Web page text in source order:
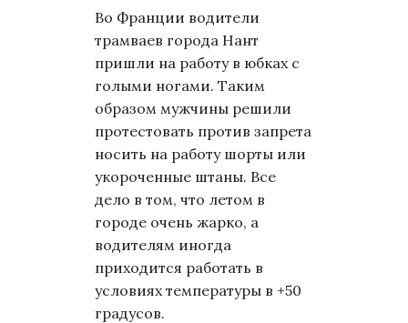
Во Франции водители
трамваев города Нант
пришли на работу в юбках с
голыми ногами. Таким
образом мужчины решили
протестовать против запрета
носить на работу шорты или
укороченные штаны. Все
дело в том, что летом в
городе очень жарко, а
водителям иногда
приходится работать в
условиях температуры в +50
градусов.